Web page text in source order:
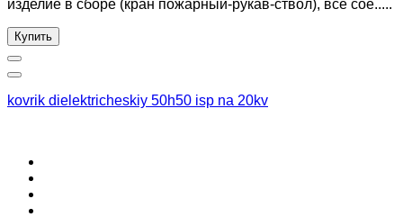
изделие в сборе (кран пожарный-рукав-ствол), все сое.....
Купить
kovrik dielektricheskiy 50h50 isp na 20kv